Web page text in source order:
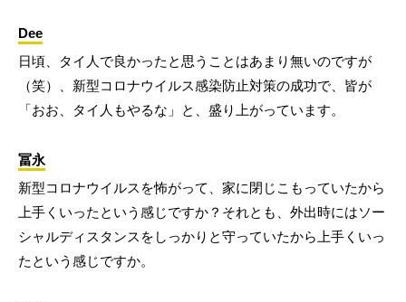
Dee
日頃、タイ人で良かったと思うことはあまり無いのですが
（笑）、新型コロナウイルス感染防止対策の成功で、皆が
「おお、タイ人もやるな」と、盛り上がっています。
冨永
新型コロナウイルスを怖がって、家に閉じこもっていたから
上手くいったという感じですか？それとも、外出時にはソー
シャルディスタンスをしっかりと守っていたから上手くいっ
たという感じですか。